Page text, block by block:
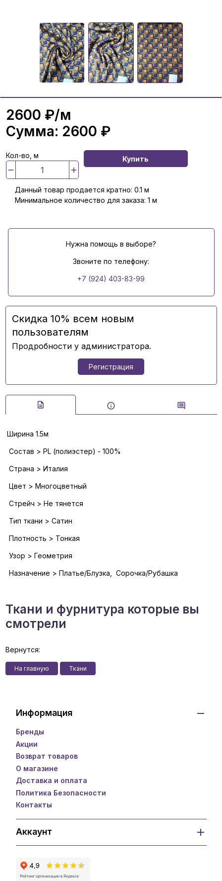
2600 ₽/м
Сумма: 2600 ₽
Кол-во, м Купить
Данный товар продается кратно: 0.1 м
Минимальное количество для заказа: 1 м
Нужна помощь в выборе?
Звоните по телефону:
+7 (924) 403-83-99
Скидка 10% всем новым
пользователям
Продробности у администратора.
Регистрация
Ширина 1.5м
Состав > PL (полиэстер) - 100%
Страна > Италия
Цвет > Многоцветный
Стрейч > Не тянется
Тип ткани > Сатин
Плотность > Тонкая
Узор > Геометрия
Назначение > Платье/Блузка, Сорочка/Рубашка
Ткани и фурнитура которые вы
смотрели
Вернутся:
На главную Ткани
Информация
Бренды
Акции
Возврат товаров
О магазине
Доставка и оплата
Политика Безопасности
Контакты
Аккаунт